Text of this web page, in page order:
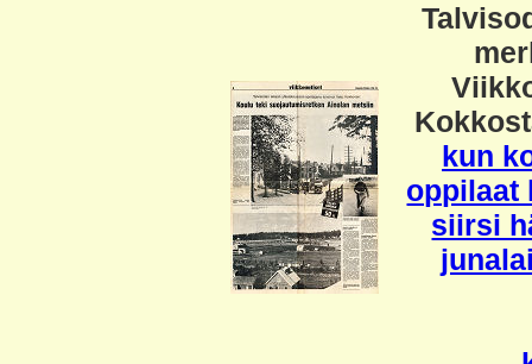
kun
oppilaat
siirsi